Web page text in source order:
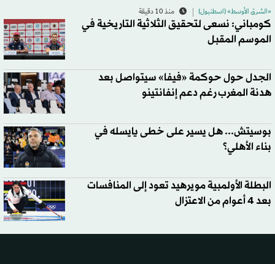
«الشرق الأوسط» (اسطنبول) منذ 10 دقيقة
كومباني: نسعى لتحقيق الثلاثية التاريخية في
الموسم المقبل
الجدل حول حوكمة «فيفا» سيتواصل بعد
هدنة المغرب رغم دعم إنفانتينو
بوسيتش... هل يسير على خطى يايسله في
بناء الأهلي؟
البطلة الأولمبية مويرهيد تعود إلى المنافسات
بعد 4 أعوام من الاعتزال